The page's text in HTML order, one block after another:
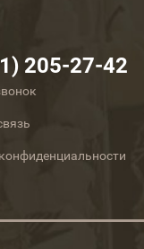
205-27-42